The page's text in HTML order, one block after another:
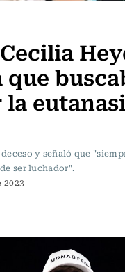
y señaló que
ser luchador".
2023